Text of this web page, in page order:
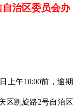
治区委员会办
午10:00前，逾期
凯旋路2号自治区